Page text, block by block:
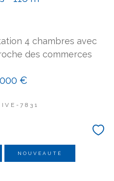
4 chambres avec
des commerces
€
7831
NOUVEAUTÉ